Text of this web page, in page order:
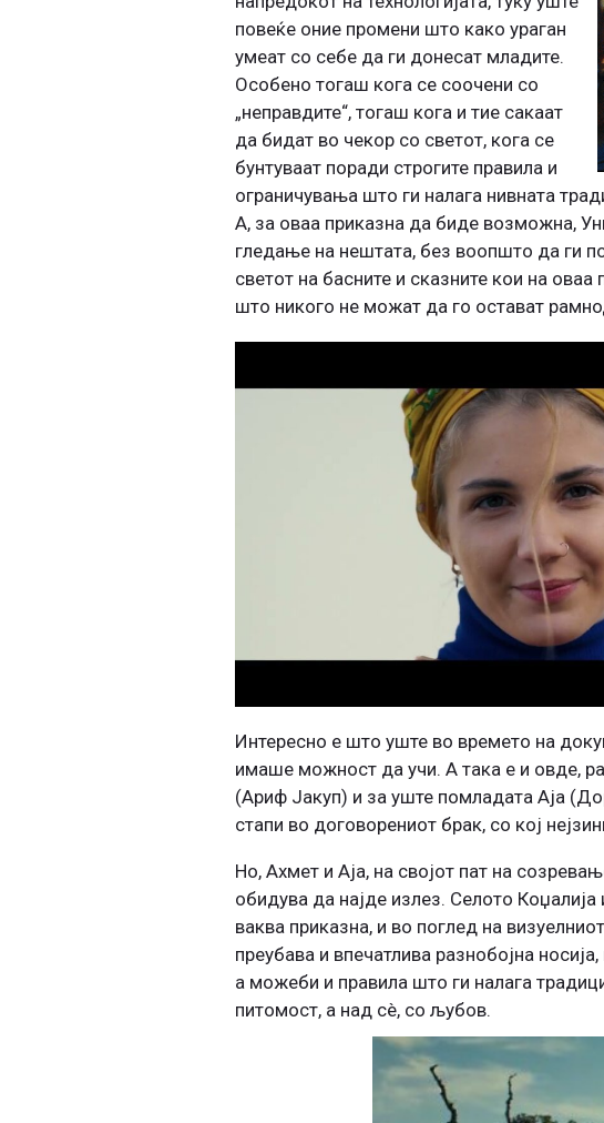
повеќе оние промени што како ураган
умеат со себе да ги донесат младите.
Особено тогаш кога се соочени со
„неправдите“, тогаш кога и тие сакаат
да бидат во чекор со светот, кога се
бунтуваат поради строгите правила и
ограничувања што ги налага нивната
А, за оваа приказна да биде возможна,
гледање на нештата, без воопшто да ги
светот на басните и сказните кои на
што никого не можат да го остават
Интересно е што уште во времето на
имаше можност да учи. А така е и овде,
(Ариф Јакуп) и за уште помладата Аја
стапи во договорениот брак, со кој
Но, Ахмет и Аја, на својот пат на
обидува да најде излез. Селото
ваква приказна, и во поглед на
преубава и впечатлива разнобојна
а можеби и правила што ги налага
питомост, а над сè, со љубов.